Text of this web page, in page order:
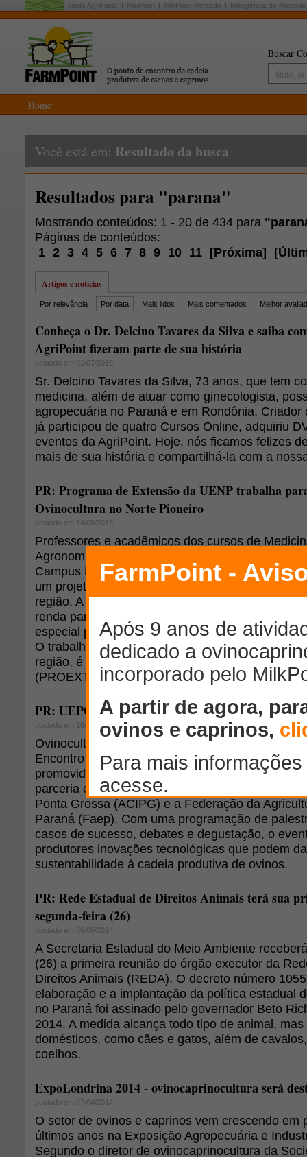
Rede AgriPoint: MilkPoint MilkPoint Mercado Inteligência de Mercado
Buscar
Home
Você está em: Resultado da busca
Resultados para "parana"
Mostrando conteúdos: 1 - 20 de 434 para
Páginas de conteúdos:
1 2 3 4 5 6 7 8 9 10 11 [Próxima] [
Artigos e notícias
Por relevância Por data Mais lidos Mais comentados Melhor
Conheça o Dr. Delcino Tavares da Silva e saiba
AgriPoint fizeram parte de sua história
postado em 02/07/2015
Sr. Delcino Tavares da Silva, 73 anos, que tem
medicina, além de atuar como ginecologista,
agropecuária no Paraná e em Rondônia. Criador
já participou de quatro Cursos Online, adquiriu
eventos da AgriPoint. Hoje, nós ficamos felizes
mais de sua história e compartilhá-la com a
PR: Programa de Extensão da UENP trabalha
Ovinocultura no Norte Pioneiro
postado em 14/05/2015
Professores e acadêmicos dos cursos de
Agronomia da Universidade Estadual do Norte
Campus Luiz Meneghel (CLM) - de
um projeto pioneiro relacionado à ovinocultura
região. A criação de ovinos, que é, muitas
renda para pequenos e médios produtores, vem
especial por meio do programa que chega até
O trabalho, realizado com o objetivo
região, é financiado pelo Programa de Extensão
(PROEXT) do Governo Federal.
PR: UEPG promove encontro de incentivo à
postado em 16/04/2015
Ovinocultores de todo o País vão participar, em
Encontro Mercadológico de Incentivo à
promovido pela Universidade Estadual de Ponta
parceria com a Associação Comercial, Industrial
Ponta Grossa (ACIPG) e a Federação da
Paraná (Faep). Com uma programação de
casos de sucesso, debates e degustação, o
produtores inovações tecnológicas que podem
sustentabilidade à cadeia produtiva de ovinos.
PR: Rede Estadual de Direitos Animais terá sua
segunda-feira (26)
postado em 26/05/2014
A Secretaria Estadual do Meio Ambiente
(26) a primeira reunião do órgão executor da
Direitos Animais (REDA). O decreto número
elaboração e a implantação da política estadual
no Paraná foi assinado pelo governador Beto
2014. A medida alcança todo tipo de animal,
domésticos, como cães e gatos, além de
coelhos.
ExpoLondrina 2014 - ovinocaprinocultura será
postado em 07/04/2014
O setor de ovinos e caprinos vem crescendo em
últimos anos na Exposição Agropecuária e
Segundo o diretor de ovinocaprinocultura da